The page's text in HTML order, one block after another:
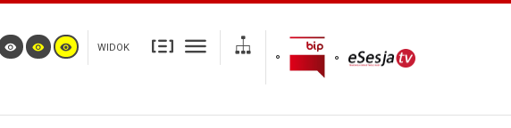
WIDOK